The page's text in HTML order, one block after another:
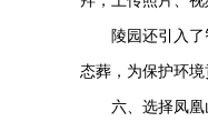
陵园还引入
态葬，为保护环境
六、选择凤